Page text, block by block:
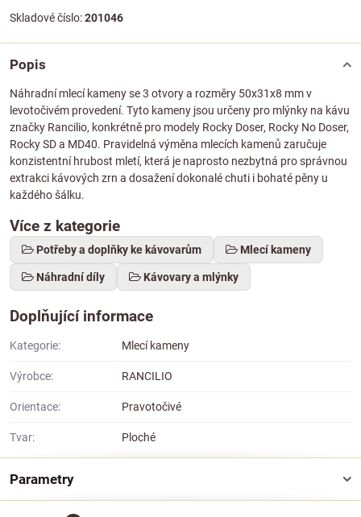
Skladové číslo:201046
Popis
Náhradní mlecí kameny se 3 otvory a rozměry 50x31x8 mm v
levotočivém provedení. Tyto kameny jsou určeny pro mlýnky na kávu
značky Rancilio, konkrétně pro modely Rocky Doser, Rocky No Doser,
Rocky SD a MD40. Pravidelná výměna mlecích kamenů zaručuje
konzistentní hrubost mletí, která je naprosto nezbytná pro správnou
extrakci kávových zrn a dosažení dokonalé chuti i bohaté pěny u
každého šálku.
Více z kategorie
Potřeby a doplňky ke kávovarům Mlecí kameny
Náhradní díly Kávovary a mlýnky
Doplňující informace
Kategorie: Mlecí kameny
Výrobce: RANCILIO
Orientace: Pravotočivé
Tvar: Ploché
Parametry